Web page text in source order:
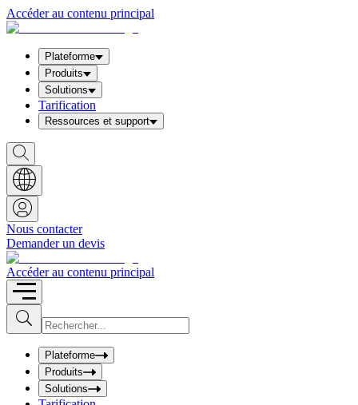
Accéder au contenu principal
Plateforme
Produits
Solutions
Tarification
Ressources et support
S
h
o
w
S
e
a
r
c
h
b
o
x
Nous contacter
Demander un devis
Accéder au contenu principal
S
u
b
I
n
u
t
S
e
Plateforme
Produits
Solutions